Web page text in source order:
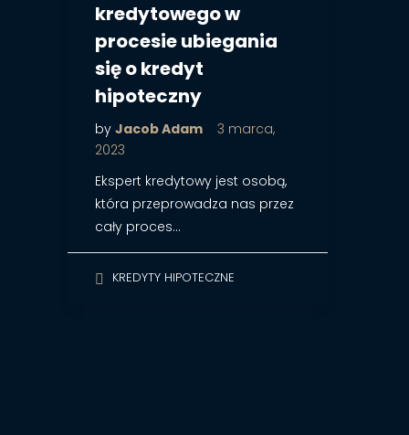
kredytowego w
procesie ubiegania
się o kredyt
hipoteczny
by Jacob Adam
3 marca,
2023
Ekspert kredytowy jest osobą,
która przeprowadza nas przez
cały proces…
KREDYTY HIPOTECZNE